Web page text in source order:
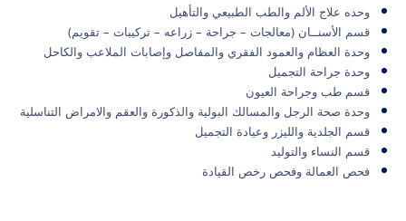
وحده علاج الألم والطب الطبيعي والتأهيل
قسم الأسنــان (معالجات – جراحة – زراعه – تركيبات – تقويم)
وحدة العظام والعمود الفقري والمفاصل وإصابات الملاعب والكاحل
وحدة جراحة التجميل
قسم طب وجراحة العيون
وحدة صحة الرجل والمسالك البولية والذكورة والعقم والامراض التناسلية
قسم الجلدية والليزر وعيادة التجميل
قسم النساء والتوليد
فحص العمالة وفحص رخص القيادة